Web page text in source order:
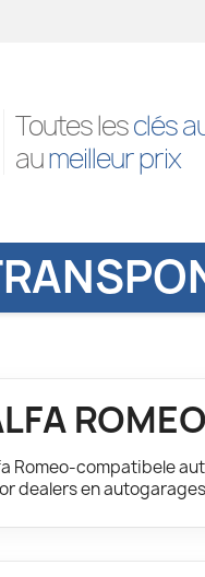
Toutes lesclés
aumeilleur prix
ROMEO
Romeo-compatibele
dealers en